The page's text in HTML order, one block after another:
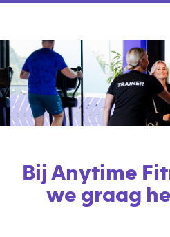
Bij Anytime
we graag